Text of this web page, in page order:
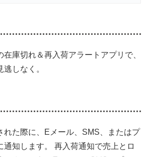
在庫切れ＆再入荷アラートアプリで、
しなく。
れた際に、Eメール、SMS、またはプ
通知します。 再入荷通知で売上とロ